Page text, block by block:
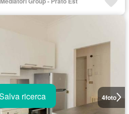
4foto
ricerca